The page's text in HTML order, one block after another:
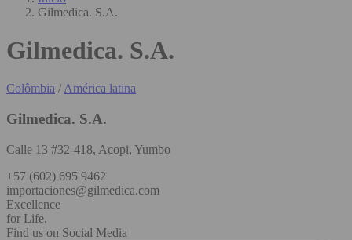
Gilmedica. S.A.
Gilmedica. S.A.
Colômbia /América latina
Gilmedica. S.A.
Calle 13 #32-418, Acopi, Yumbo
+57 (602) 695 9462
importaciones@gilmedica.com
Excellence
for Life.
Find us on Social Media